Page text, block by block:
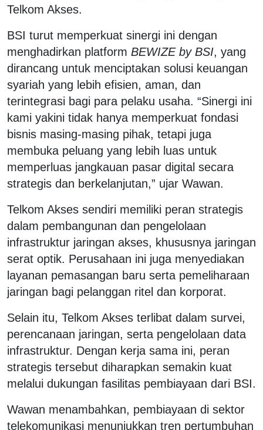
Telkom Akses.
BSI turut memperkuat sinergi ini dengan
menghadirkan platform BEWIZE by BSI, yang
dirancang untuk menciptakan solusi keuangan
syariah yang lebih efisien, aman, dan
terintegrasi bagi para pelaku usaha. “Sinergi ini
kami yakini tidak hanya memperkuat fondasi
bisnis masing-masing pihak, tetapi juga
membuka peluang yang lebih luas untuk
memperluas jangkauan pasar digital secara
strategis dan berkelanjutan,” ujar Wawan.
Telkom Akses sendiri memiliki peran strategis
dalam pembangunan dan pengelolaan
infrastruktur jaringan akses, khususnya jaringan
serat optik. Perusahaan ini juga menyediakan
layanan pemasangan baru serta pemeliharaan
jaringan bagi pelanggan ritel dan korporat.
Selain itu, Telkom Akses terlibat dalam survei,
perencanaan jaringan, serta pengelolaan data
infrastruktur. Dengan kerja sama ini, peran
strategis tersebut diharapkan semakin kuat
melalui dukungan fasilitas pembiayaan dari BSI.
Wawan menambahkan, pembiayaan di sektor
telekomunikasi menunjukkan tren pertumbuhan